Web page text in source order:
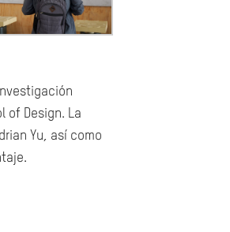
of Design. La
Yu, así como